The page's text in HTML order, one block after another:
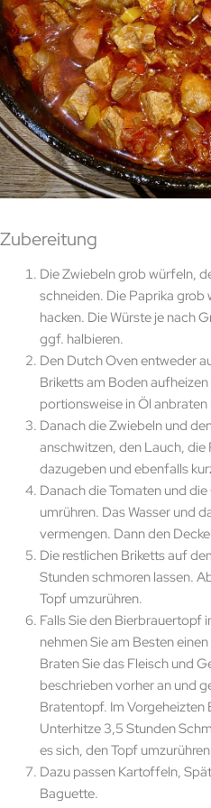
Zubereitung
Die Zwiebeln grob würfeln,
schneiden. Die Paprika
hacken. Die Würste je nach
ggf. halbieren.
Den Dutch Oven entweder
Briketts am Boden
portionsweise in Öl anbraten
Danach die Zwiebeln und
anschwitzen, den Lauch, die
dazugeben und ebenfalls
Danach die Tomaten und
umrühren. Das Wasser und
vermengen. Dann den
Die restlichen Briketts auf
Stunden schmoren lassen.
Topf umzurühren.
Falls Sie den Bierbrauertopf
nehmen Sie am Besten
Braten Sie das Fleisch und
beschrieben vorher an und
Bratentopf. Im Vorgeheizten
Unterhitze 3,5 Stunden
es sich, den Topf umzurühren.
Dazu passen Kartoffeln,
Baguette.